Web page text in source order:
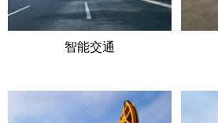
智能交通